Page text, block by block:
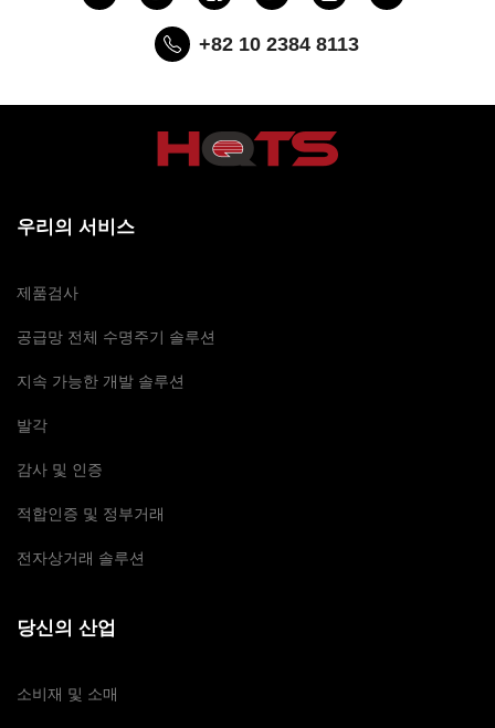
+82 10 2384 8113
우리의 서비스
제품검사
공급망 전체 수명주기 솔루션
지속 가능한 개발 솔루션
발각
감사 및 인증
적합인증 및 정부거래
전자상거래 솔루션
당신의 산업
소비재 및 소매